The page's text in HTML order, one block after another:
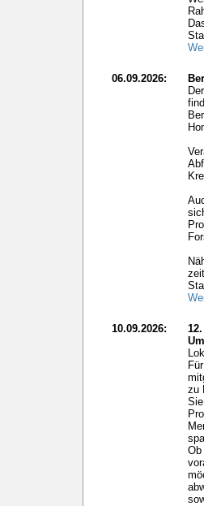
06.09.2026:
10.09.2026:
zu